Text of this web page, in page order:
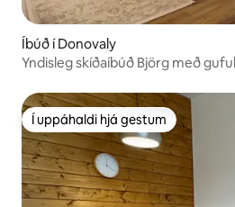
Íbúð í Donovaly
Yndisleg skíðaíbúð Björg með
Í uppáhaldi hjá gestum
Í uppáhaldi hjá gestum